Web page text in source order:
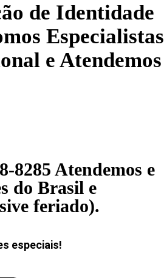
de Identidade
Especialistas
e Atendemos
8285 Atendemos e
do Brasil e
feriado).
especiais!